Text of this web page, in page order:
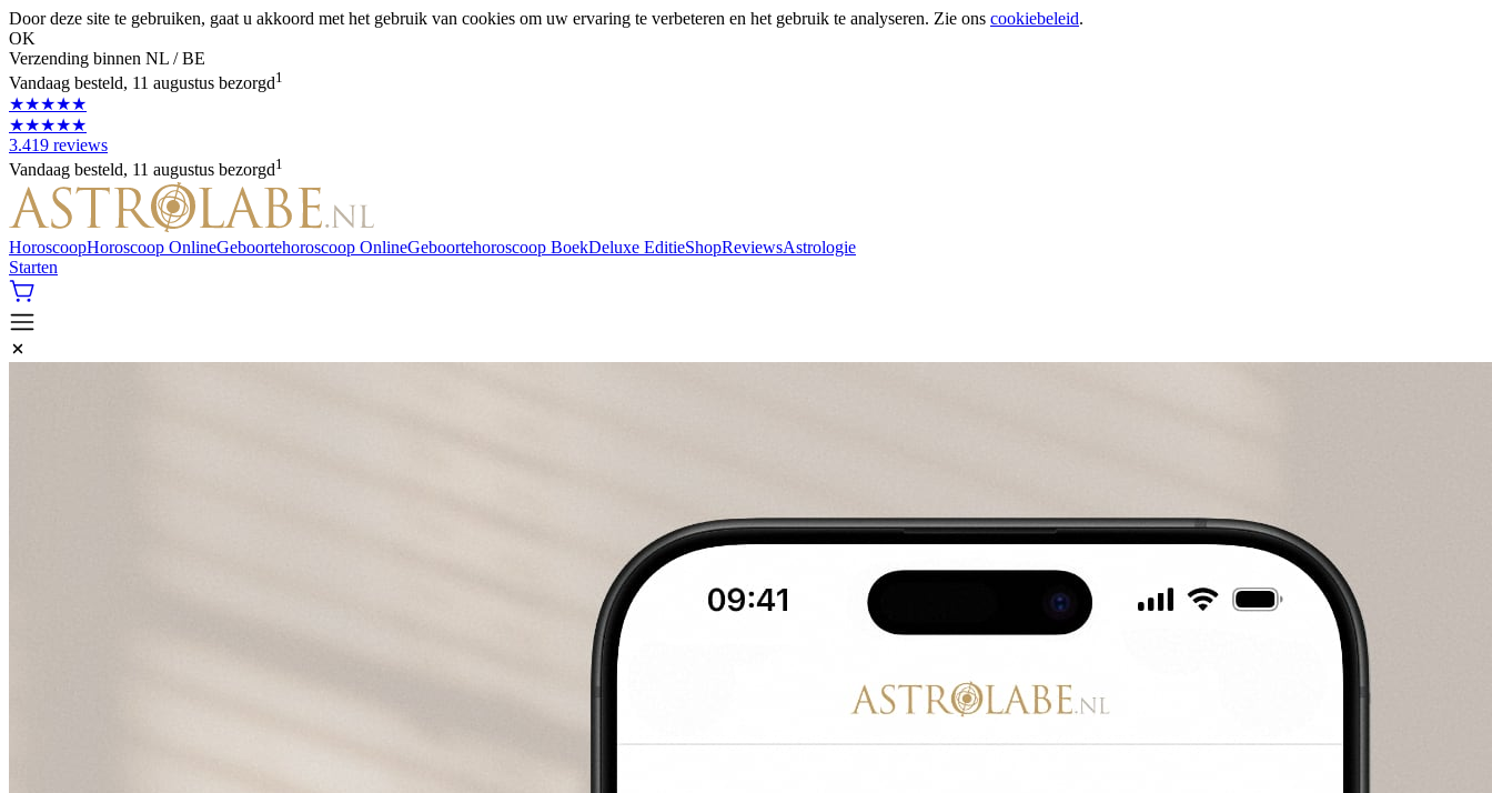
Door deze site te gebruiken, gaat u akkoord met het gebruik van cookies om uw ervaring te verbeteren en het gebruik te analyseren. Zie ons cookiebeleid.
OK
Verzending binnen NL / BE
Vandaag besteld, 11 augustus bezorgd1
★★★★★
★★★★★
3.419 reviews
Vandaag besteld, 11 augustus bezorgd1
HoroscoopHoroscoop OnlineGeboortehoroscoop OnlineGeboortehoroscoop BoekDeluxe EditieShopReviewsAstrologie
Starten